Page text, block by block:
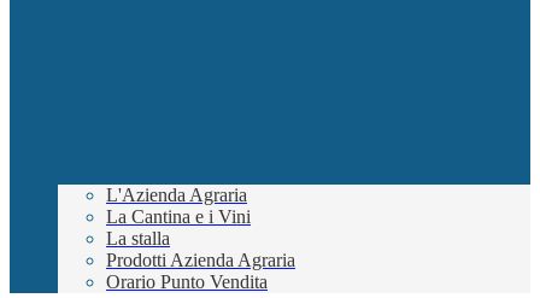
L'Azienda Agraria
La Cantina e i Vini
La stalla
Prodotti Azienda Agraria
Orario Punto Vendita